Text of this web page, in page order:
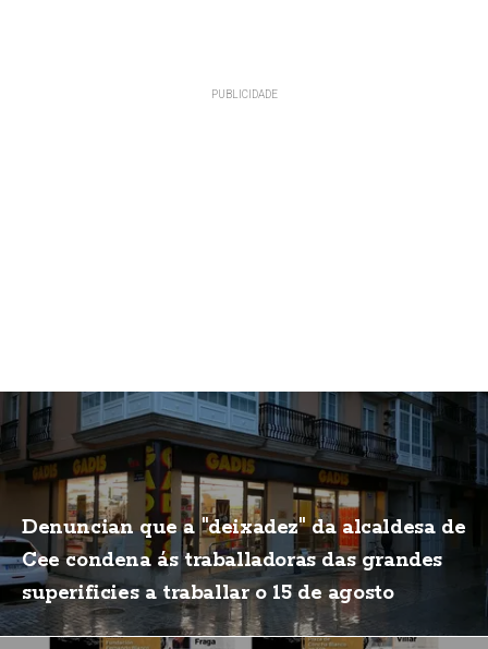
Denuncian que a "deixadez" da alcaldesa de
Cee condena ás traballadoras das grandes
superificies a traballar o 15 de agosto